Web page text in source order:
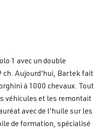
1 avec un double
ch. Aujourd'hui, Bartek fait
à 1000 chevaux. Tout
véhicules et les remontait
avec de l'huile sur les
de formation, spécialisé